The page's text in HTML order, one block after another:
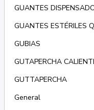
GUANTES
GUANTES ESTÉRILES
GUBIAS
GUTAPERCHA
GUTTAPERCHA
General